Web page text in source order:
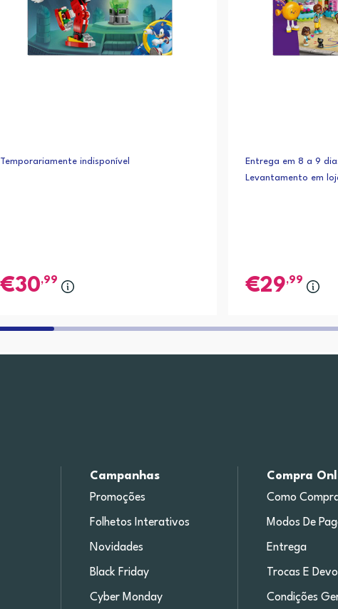
Temporariamente indisponível
30,99
Entrega em 8 a 9
Levantamento em
29,99
Campanhas
Promoções
Folhetos Interativos
Novidades
Black Friday
Cyber Monday
Compra
Como
Modos De
Entrega
Trocas E
Condições